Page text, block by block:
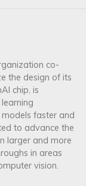
co-
the design of its
chip, is
faster and
to advance the
larger and more
in areas
vision.